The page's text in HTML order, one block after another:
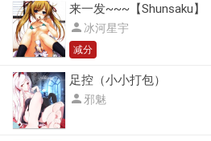
来一发~~~【Shunsaku】
 冰河星宇
减分
足控（小小打包）
邪魅